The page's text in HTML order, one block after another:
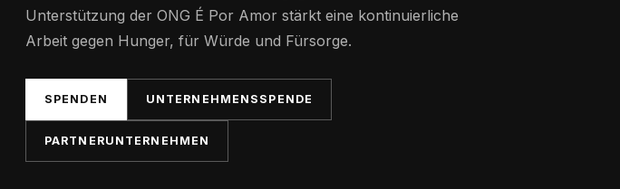
Unterstützung der ONG É Por Amor stärkt eine kontinuierliche
Arbeit gegen Hunger, für Würde und Fürsorge.
SPENDEN UNTERNEHMENSSPENDE
PARTNERUNTERNEHMEN